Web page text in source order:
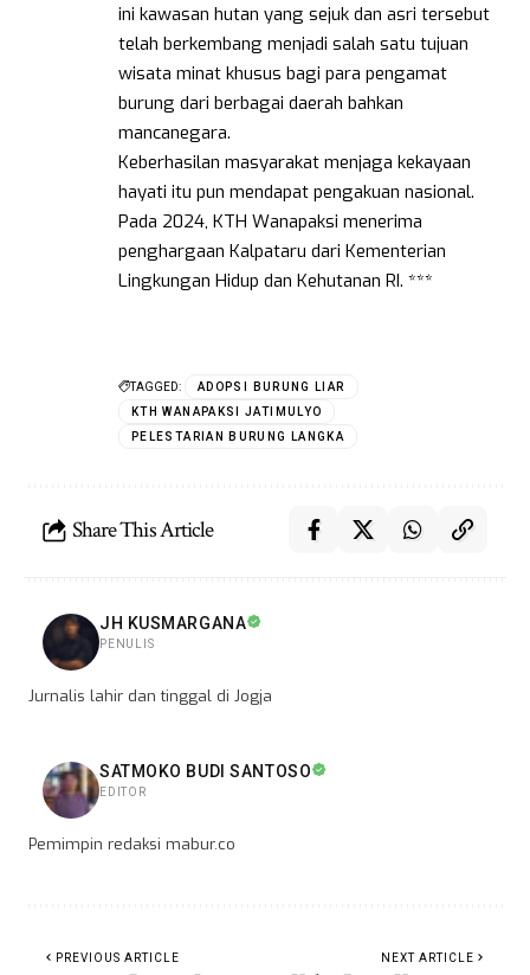
ini kawasan hutan yang sejuk dan asri tersebut
telah berkembang menjadi salah satu tujuan
wisata minat khusus bagi para pengamat
burung dari berbagai daerah bahkan
mancanegara.
Keberhasilan masyarakat menjaga kekayaan
hayati itu pun mendapat pengakuan nasional.
Pada 2024, KTH Wanapaksi menerima
penghargaan Kalpataru dari Kementerian
Lingkungan Hidup dan Kehutanan RI. ***
TAGGED:
ADOPSI BURUNG LIAR
KTH WANAPAKSI JATIMULYO
PELESTARIAN BURUNG LANGKA
Share This Article
JH KUSMARGANA
PENULIS
Jurnalis lahir dan tinggal di Jogja
SATMOKO BUDI SANTOSO
EDITOR
Pemimpin redaksi mabur.co
PREVIOUS ARTICLE NEXT ARTICLE